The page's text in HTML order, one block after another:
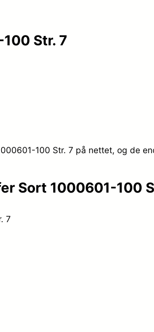
Str. 7
100 Str. 7 på nettet, og de
Sort 1000601-100
7